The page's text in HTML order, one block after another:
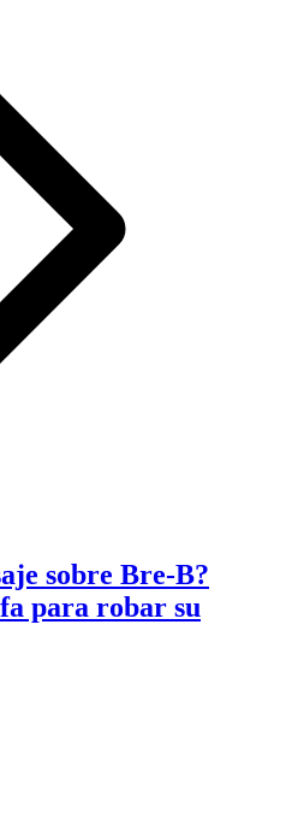
sobre Bre-B?
para robar su